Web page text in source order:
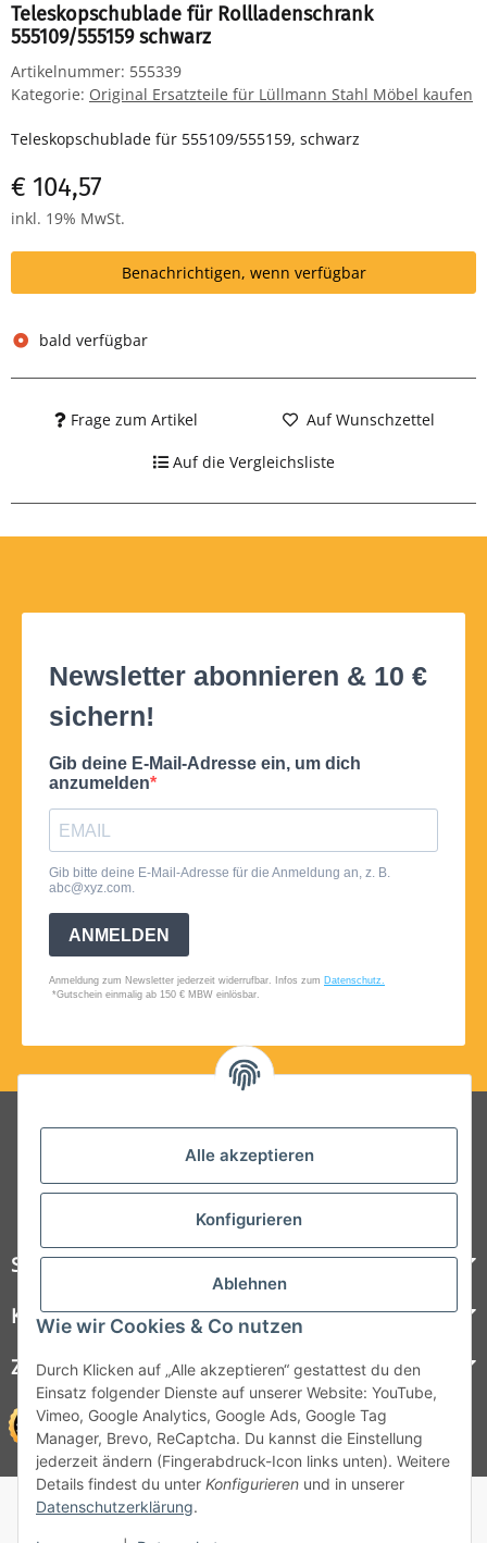
Alle akzeptieren
Konfigurieren
Ablehnen
Wie wir Cookies & Co nutzen
Durch Klicken auf „Alle akzeptieren“ gestattest du den
Einsatz folgender Dienste auf unserer Website: YouTube,
Vimeo, Google Analytics, Google Ads, Google Tag
Manager, Brevo, ReCaptcha. Du kannst die Einstellung
jederzeit ändern (Fingerabdruck-Icon links unten). Weitere
Details findest du unter Konfigurieren und in unserer
Datenschutzerklärung.
Teleskopschublade für Rollladenschrank
555109/555159 schwarz
Artikelnummer: 555339
Kategorie: Original Ersatzteile für Lüllmann Stahl Möbel kaufen
Teleskopschublade für 555109/555159, schwarz
€ 104,57
inkl. 19% MwSt.
Benachrichtigen, wenn verfügbar
bald verfügbar
Frage zum Artikel Auf Wunschzettel
Auf die Vergleichsliste
Folgt uns auf Social Media
Steelboxx
Kundenservice
Zahlungsmöglichkeiten
© 1964 - 2026 Lüllmann GmbH